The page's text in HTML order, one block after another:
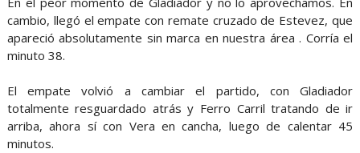
cambio, llegó el empate con remate cruzado de Estevez, que
apareció absolutamente sin marca en nuestra área . Corría el
minuto 38.
El empate volvió a cambiar el partido, con Gladiador
totalmente resguardado atrás y Ferro Carril tratando de ir
arriba, ahora sí con Vera en cancha, luego de calentar 45
minutos.